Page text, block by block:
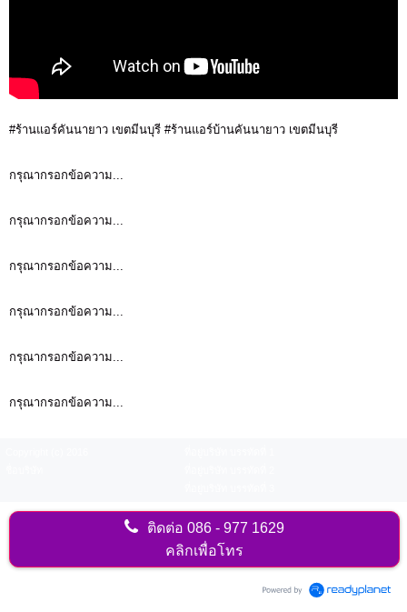
#ร้านแอร์คันนายาว เขตมีนบุรี #ร้านแอร์บ้านคันนายาว เขตมีนบุรี
กรุณากรอกข้อความ...
กรุณากรอกข้อความ...
กรุณากรอกข้อความ...
กรุณากรอกข้อความ...
กรุณากรอกข้อความ...
กรุณากรอกข้อความ...
ติดต่อ 086 - 977 1629
คลิกเพื่อโทร